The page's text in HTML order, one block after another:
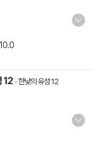
10.0
12-한낮의 유성 12